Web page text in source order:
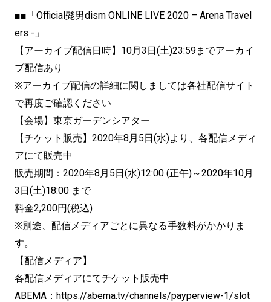
■■「Official髭男dism ONLINE LIVE 2020 – Arena Travel
ers -」
【アーカイブ配信日時】10月3日(土)23:59までアーカイ
ブ配信あり
※アーカイブ配信の詳細に関しましては各社配信サイト
で再度ご確認ください
【会場】東京ガーデンシアター
【チケット販売】2020年8月5日(水)より、各配信メディ
アにて販売中
販売期間：2020年8月5日(水)12:00 (正午)～2020年10月
3日(土)18:00 まで
料金2,200円(税込)
※別途、配信メディアごとに異なる手数料がかかりま
す。
【配信メディア】
各配信メディアにてチケット販売中
ABEMA： https://abema.tv/channels/payperview-1/slot